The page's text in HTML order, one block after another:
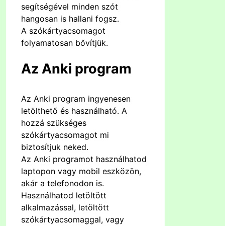
segítségével minden szót
hangosan is hallani fogsz.
A szókártyacsomagot
folyamatosan bővítjük.
Az Anki program
Az Anki program ingyenesen
letölthető és használható. A
hozzá szükséges
szókártyacsomagot mi
biztosítjuk neked.
Az Anki programot használhatod
laptopon vagy mobil eszközön,
akár a telefonodon is.
Használhatod letöltött
alkalmazással, letöltött
szókártyacsomaggal, vagy